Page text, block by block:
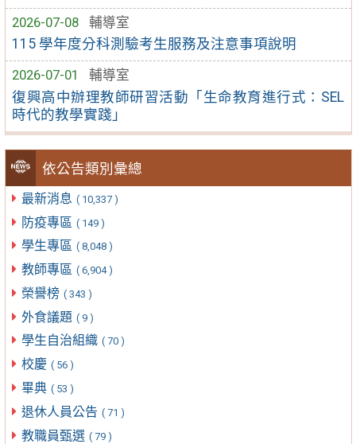
2026-07-08
輔導室
115 學年度分科測驗考生服務及注意事項說明
2026-07-01
輔導室
復興高中辦理教師研習活動「生命教育進行式：SEL
時代的教學實踐」
依公告類別彙總
最新消息 ( 10,337 )
防疫專區 ( 149 )
學生專區 ( 8,048 )
教師專區 ( 6,904 )
榮譽榜 ( 343 )
外食議題 ( 9 )
學生自治組織 ( 70 )
校慶 ( 56 )
畢典 ( 53 )
退休人員公告 ( 71 )
教職員甄選 ( 79 )